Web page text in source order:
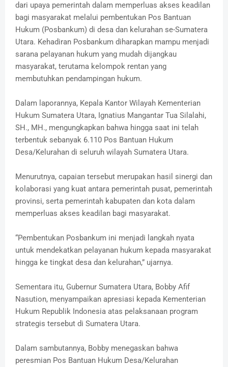
dari upaya pemerintah dalam memperluas akses keadilan
bagi masyarakat melalui pembentukan Pos Bantuan
Hukum (Posbankum) di desa dan kelurahan se-Sumatera
Utara. Kehadiran Posbankum diharapkan mampu menjadi
sarana pelayanan hukum yang mudah dijangkau
masyarakat, terutama kelompok rentan yang
membutuhkan pendampingan hukum.
Dalam laporannya, Kepala Kantor Wilayah Kementerian
Hukum Sumatera Utara, Ignatius Mangantar Tua Silalahi,
SH., MH., mengungkapkan bahwa hingga saat ini telah
terbentuk sebanyak 6.110 Pos Bantuan Hukum
Desa/Kelurahan di seluruh wilayah Sumatera Utara.
Menurutnya, capaian tersebut merupakan hasil sinergi dan
kolaborasi yang kuat antara pemerintah pusat, pemerintah
provinsi, serta pemerintah kabupaten dan kota dalam
memperluas akses keadilan bagi masyarakat.
“Pembentukan Posbankum ini menjadi langkah nyata
untuk mendekatkan pelayanan hukum kepada masyarakat
hingga ke tingkat desa dan kelurahan,” ujarnya.
Sementara itu, Gubernur Sumatera Utara, Bobby Afif
Nasution, menyampaikan apresiasi kepada Kementerian
Hukum Republik Indonesia atas pelaksanaan program
strategis tersebut di Sumatera Utara.
Dalam sambutannya, Bobby menegaskan bahwa
peresmian Pos Bantuan Hukum Desa/Kelurahan